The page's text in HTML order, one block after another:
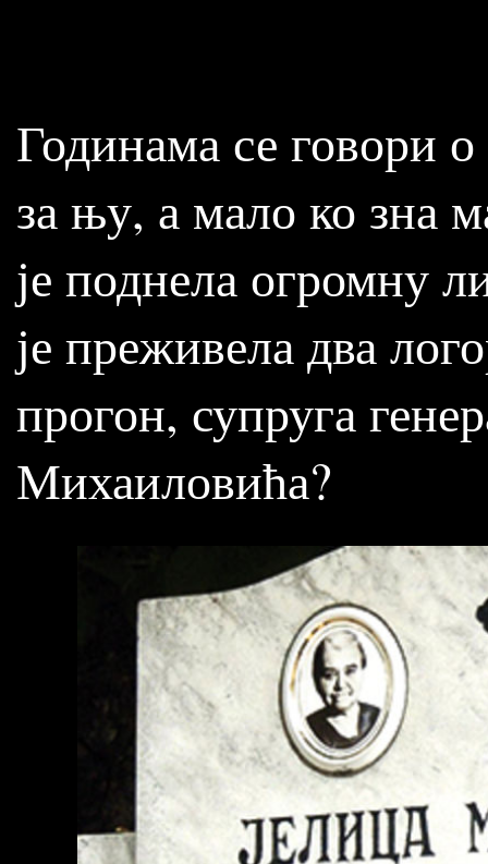
Годинама се говори
за њу, а мало ко зна
је поднела огромну
је преживела два
прогон, супруга
Михаиловића?